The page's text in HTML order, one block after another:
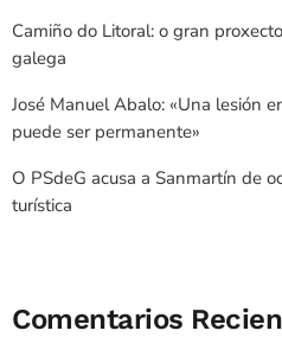
Camiño do Litoral: o gran
galega
José Manuel Abalo: «Una lesión
puede ser permanente»
O PSdeG acusa a Sanmartín de
turística
Comentarios